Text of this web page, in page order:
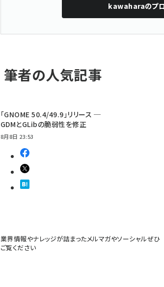
kawaharaのプ
筆者の人気記事
「GNOME 50.4/49.9」リリース ─
GDMとGLibの脆弱性を修正
8月8日 23:53
業界情報やナレッジが詰まったメルマガやソーシャルぜひ
ご覧ください